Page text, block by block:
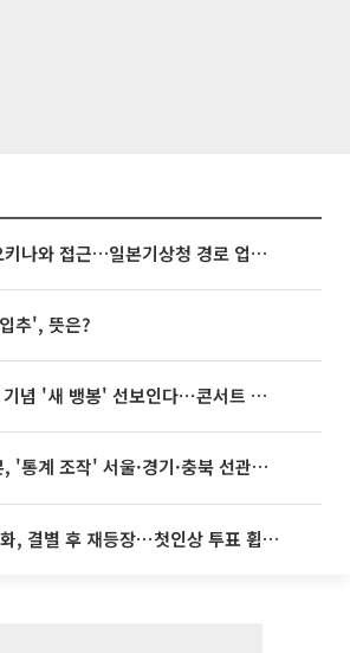
태풍 '돌핀' 오키나와 접근…일본기상청 경로 업데이트
추', 뜻은?
빅뱅, 20주년 기념 '새 뱅봉' 선보인다⋯콘서트 앞두고 팝업 개최
계 조작' 서울·경기·충북 선관위 등 추가 압수수색
‘나솔사계’ 국화, 결별 후 재등장⋯첫인상 투표 휩쓸고 ‘인기녀’ 등극